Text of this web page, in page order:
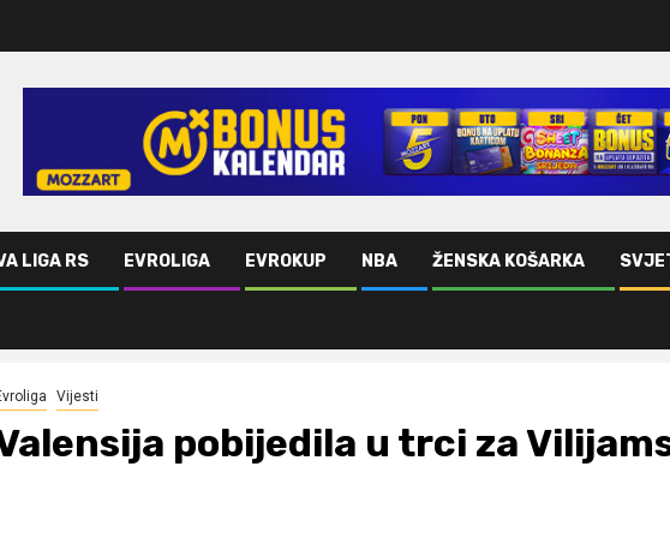
LIGA RS EVROLIGA EVROKUP NBA ŽENSKA KOŠARKA
Vijesti
pobijedila u trci za